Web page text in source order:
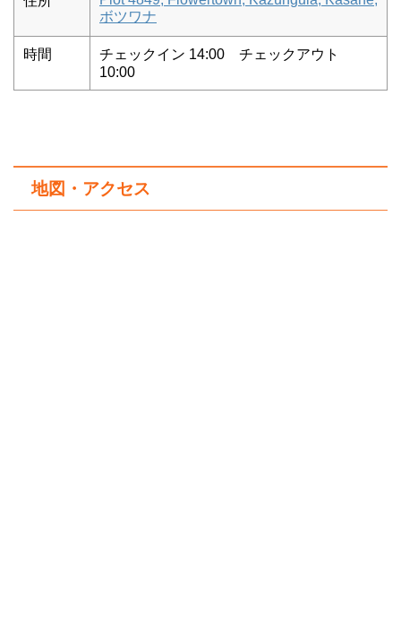
ボツワナ
時間
チェックイン 14:00 チェックアウト
10:00
地図・アクセス